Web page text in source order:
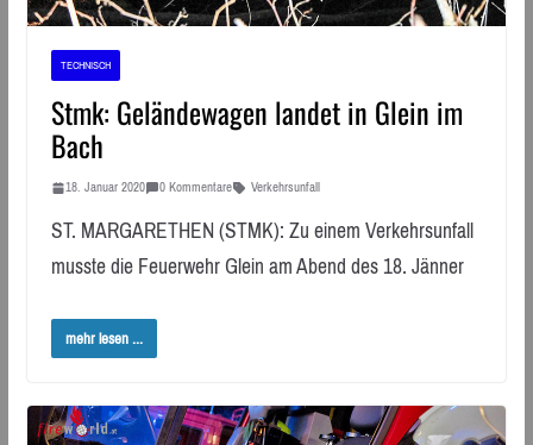
TECHNISCH
Stmk: Geländewagen landet in Glein im
Bach
18. Januar 2020 0 Kommentare Verkehrsunfall
ST. MARGARETHEN (STMK): Zu einem Verkehrsunfall
musste die Feuerwehr Glein am Abend des 18. Jänner
mehr lesen ...